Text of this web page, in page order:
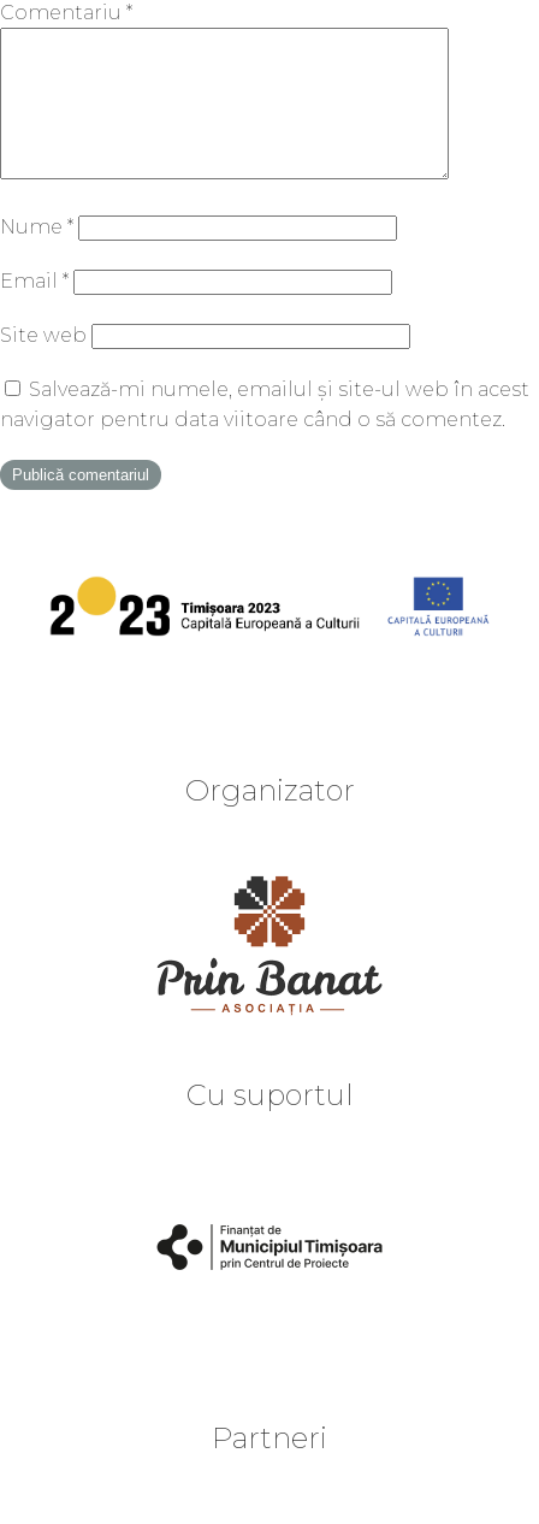
Comentariu *
Nume *
Email *
Site web
Salvează-mi numele, emailul și site-ul web în acest
navigator pentru data viitoare când o să comentez.
Organizator
Cu suportul
Partneri